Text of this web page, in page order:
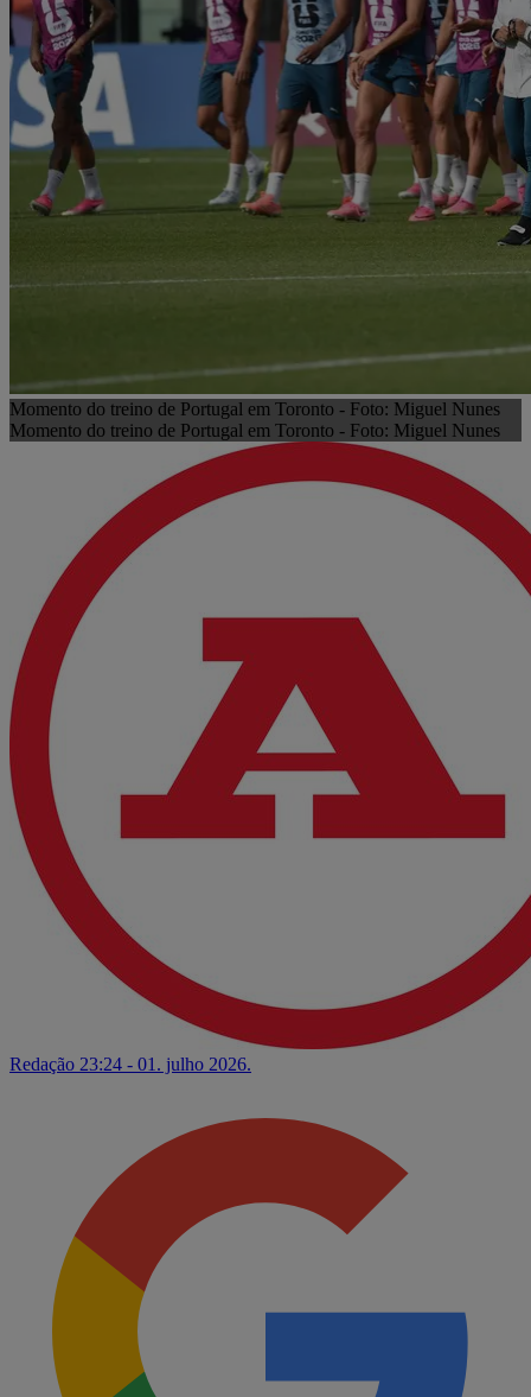
Momento do treino de Portugal em Toronto - Foto: Miguel Nunes
Momento do treino de Portugal em Toronto - Foto: Miguel Nunes
Redação 23:24 - 01. julho 2026.